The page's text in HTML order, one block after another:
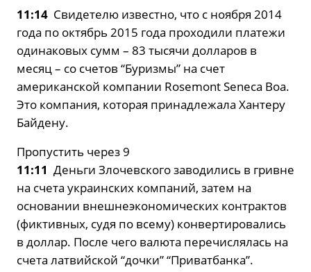
11:14 Свидетелю известно, что с ноября 2014
года по октябрь 2015 года проходили платежи
одинаковых сумм – 83 тысячи долларов в
месяц – со счетов “Буризмы” на счет
американской компании Rosemont Seneca Boa.
Это компания, которая принадлежала Хантеру
Байдену.
Пропустить через 9
11:11 Деньги Злочевского заводились в гривне
на счета украинских компаний, затем на
основании внешнеэкономических контрактов
(фиктивных, судя по всему) конвертировались
в доллар. После чего валюта перечислялась на
счета латвийской “дочки” “Приватбанка”.